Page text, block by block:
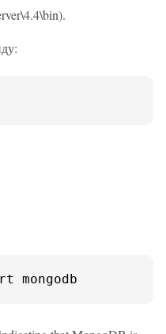
mongodb